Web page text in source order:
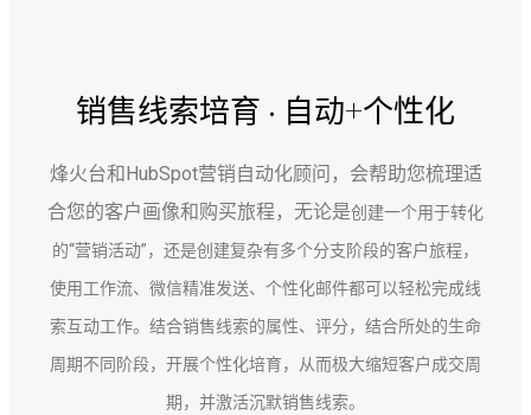
销售线索培育 · 自动+个性化
烽火台和HubSpot营销自动化顾问，会帮助您梳理适
合您的客户画像和购买旅程，无论是创建一个用于转化
的“营销活动”，还是创建复杂有多个分支阶段的客户旅程，
使用工作流、微信精准发送、个性化邮件都可以轻松完成线
索互动工作。结合销售线索的属性、评分，结合所处的生命
周期不同阶段，开展个性化培育，从而极大缩短客户成交周
期，并激活沉默销售线索。